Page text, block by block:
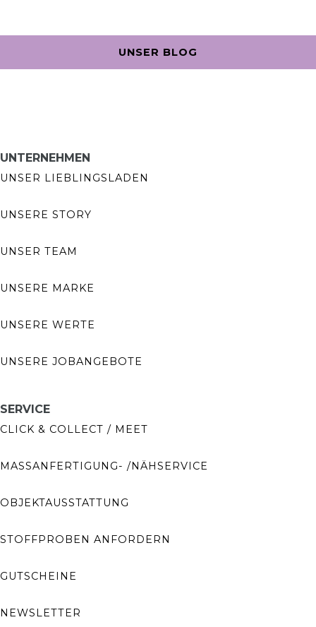
UNSER BLOG
UNTERNEHMEN
UNSER LIEBLINGSLADEN
UNSERE STORY
UNSER TEAM
UNSERE MARKE
UNSERE WERTE
UNSERE JOBANGEBOTE
SERVICE
CLICK & COLLECT / MEET
MASSANFERTIGUNG- /NÄHSERVICE
OBJEKTAUSSTATTUNG
STOFFPROBEN ANFORDERN
GUTSCHEINE
NEWSLETTER